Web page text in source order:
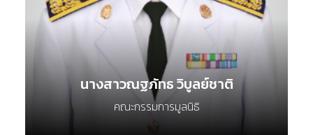
นางสาวณฐภัทธ วิบูลย์ชาติ
คณะกรรมการมูลนิธิ